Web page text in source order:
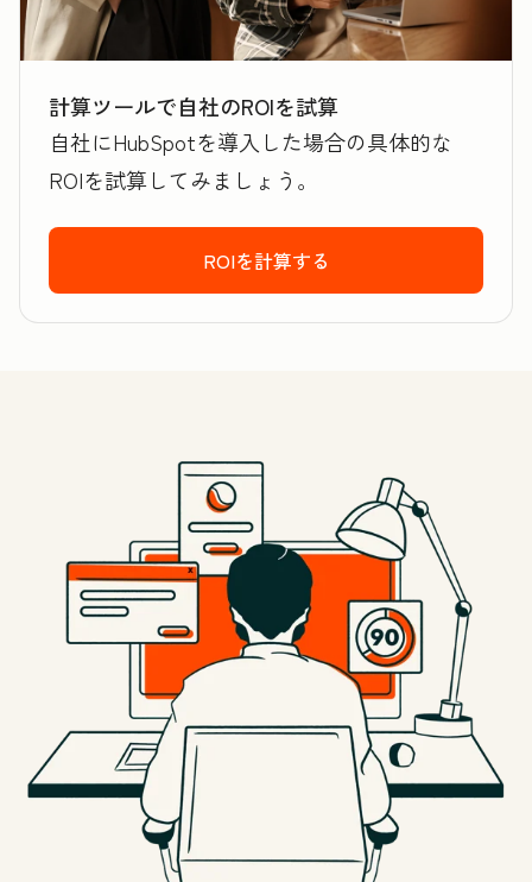
計算ツールで自社のROIを試算
自社にHubSpotを導入した場合の具体的な
ROIを試算してみましょう。
ROIを計算する